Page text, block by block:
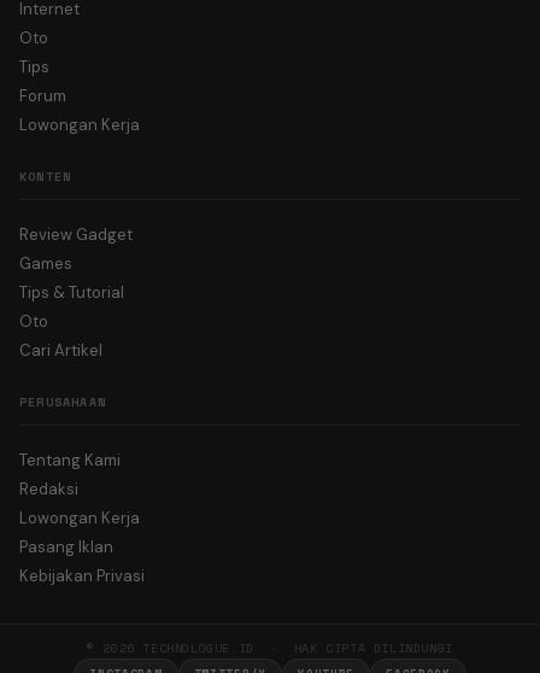
Internet
Oto
Tips
Forum
Lowongan Kerja
KONTEN
Review Gadget
Games
Tips & Tutorial
Oto
Cari Artikel
PERUSAHAAN
Tentang Kami
Redaksi
Lowongan Kerja
Pasang Iklan
Kebijakan Privasi
© 2026 TECHNOLOGUE.ID · HAK CIPTA DILINDUNGI